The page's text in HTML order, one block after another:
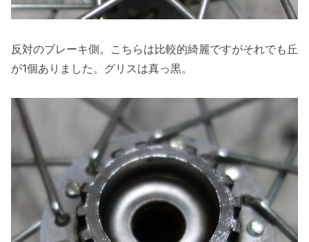
反対のブレーキ側。こちらは比較的綺麗ですがそれでも丘
が1個ありました。グリスは真っ黒。